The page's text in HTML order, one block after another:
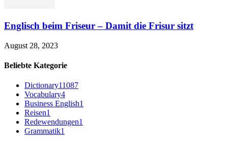
Englisch beim Friseur – Damit die Frisur sitzt
August 28, 2023
Beliebte Kategorie
Dictionary11087
Vocabulary4
Business English1
Reisen1
Redewendungen1
Grammatik1